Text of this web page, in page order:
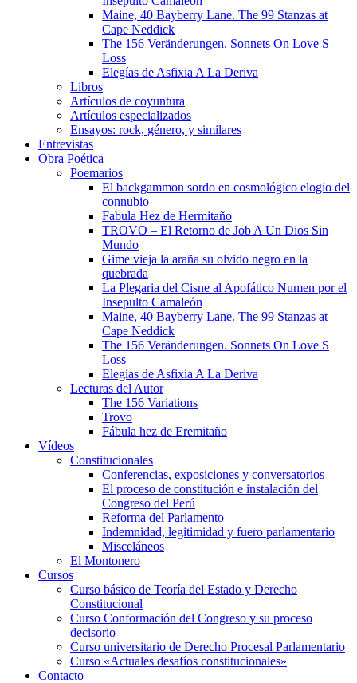
Maine, 40 Bayberry Lane. The 99 Stanzas at
Cape Neddick
The 156 Veränderungen. Sonnets On Love S
Loss
Elegías de Asfixia A La Deriva
Libros
Artículos de coyuntura
Artículos especializados
Ensayos: rock, género, y similares
Entrevistas
Obra Poética
Poemarios
El backgammon sordo en cosmológico elogio del
connubio
Fabula Hez de Hermitaño
TROVO – El Retorno de Job A Un Dios Sin
Mundo
Gime vieja la araña su olvido negro en la
quebrada
La Plegaria del Cisne al Apofático Numen por el
Insepulto Camaleón
Maine, 40 Bayberry Lane. The 99 Stanzas at
Cape Neddick
The 156 Veränderungen. Sonnets On Love S
Loss
Elegías de Asfixia A La Deriva
Lecturas del Autor
The 156 Variations
Trovo
Fábula hez de Eremitaño
Vídeos
Constitucionales
Conferencias, exposiciones y conversatorios
El proceso de constitución e instalación del
Congreso del Perú
Reforma del Parlamento
Indemnidad, legitimidad y fuero parlamentario
Misceláneos
El Montonero
Cursos
Curso básico de Teoría del Estado y Derecho
Constitucional
Curso Conformación del Congreso y su proceso
decisorio
Curso universitario de Derecho Procesal Parlamentario
Curso «Actuales desafíos constitucionales»
Contacto